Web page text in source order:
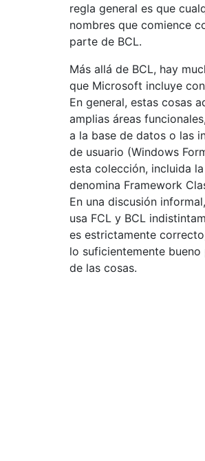
regla general es que
nombres que comience
parte de BCL.
Más allá de BCL, hay
que Microsoft incluye
En general, estas cosas
amplias áreas
a la base de datos o las
de usuario (Windows
esta colección, incluida la
denomina Framework
En una discusión
usa FCL y BCL
es estrictamente
lo suficientemente bueno
de las cosas.